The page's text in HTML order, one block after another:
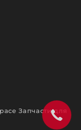
Запчасти для